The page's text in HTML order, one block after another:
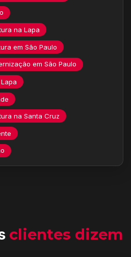
na Lapa
em São Paulo
em São Paulo
na Santa Cruz
clientes dizem